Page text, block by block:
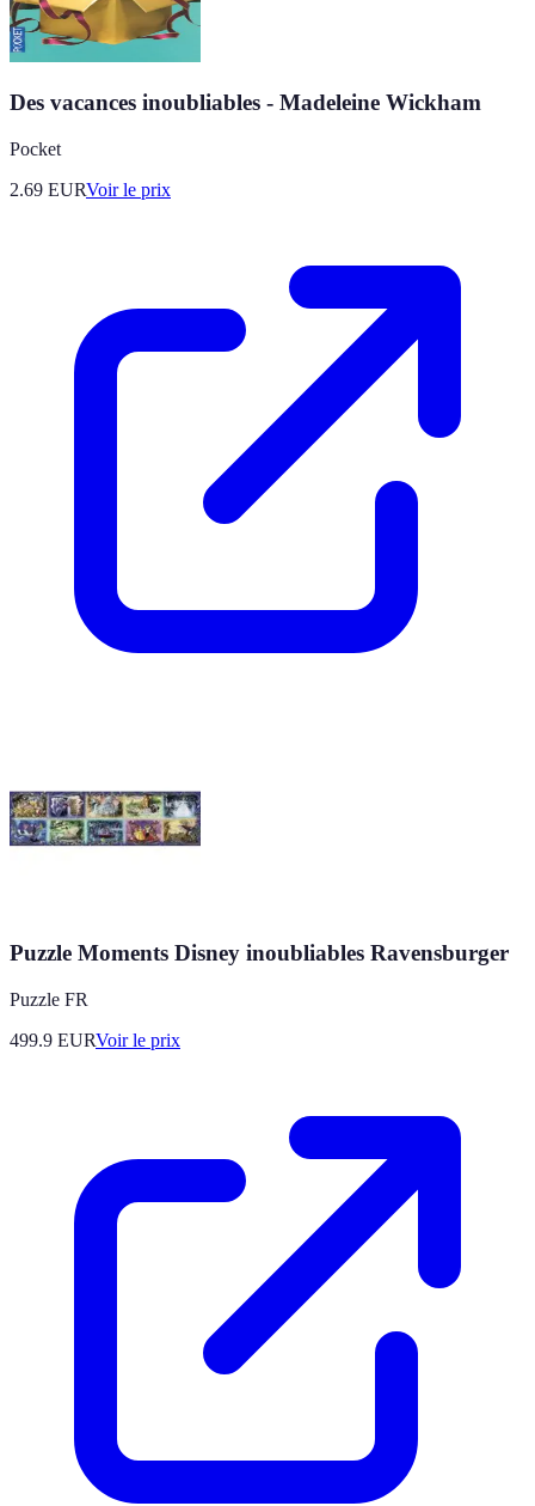
Des vacances inoubliables - Madeleine Wickham
Pocket
2.69 EURVoir le prix
Puzzle Moments Disney inoubliables Ravensburger
Puzzle FR
499.9 EURVoir le prix